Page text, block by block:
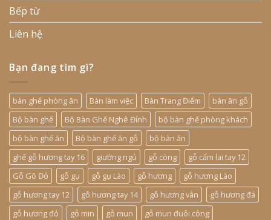
Bếp từ
Liên hệ
Bạn đang tìm gì?
bàn ghế phòng ăn Bàn làm việc Bàn Trang Điểm
bàn ăn gỗ
Bộ bàn ghế
Bộ Bàn Ghế Nghê Đỉnh
bộ bàn ghế phòng khách
bộ bàn ghế ăn
Bộ bàn ghế ăn gỗ
bộ bàn ăn
ghế gỗ hương tay 16
giường ngủ gỗ còng
gỗ cẩm lai tay 12
Gỗ Gõ Đỏ
gỗ gụ gỗ gụ Lào gỗ hương
gỗ hương Lào
gỗ hương tay 12
gỗ hương tay 14 gỗ hương vân
gỗ hương đá
gỗ hương đỏ
gỗ min gỗ mun
gỗ mun đuôi công